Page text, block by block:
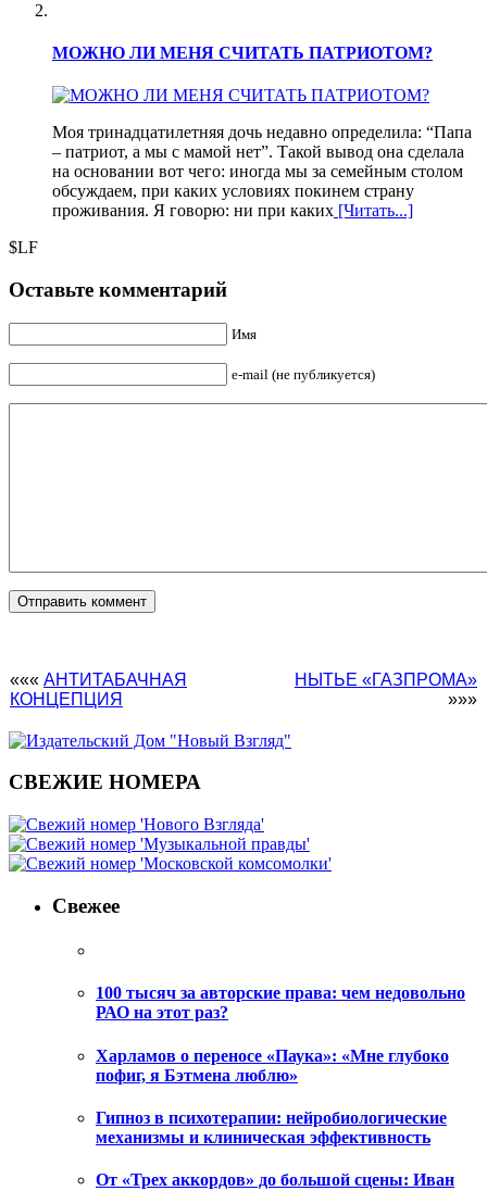
МОЖНО ЛИ МЕНЯ СЧИТАТЬ ПАТРИОТОМ?
Моя тринадцатилетняя дочь недавно определила: “Папа
– патриот, а мы с мамой нет”. Такой вывод она сделала
на основании вот чего: иногда мы за семейным столом
обсуждаем, при каких условиях покинем страну
проживания. Я говорю: ни при каких [Читать...]
$LF
Оставьте комментарий
Имя
e-mail (не публикуется)
««« АНТИТАБАЧНАЯ
КОНЦЕПЦИЯ
НЫТЬЕ «ГАЗПРОМА»
»»»
СВЕЖИЕ НОМЕРА
Свежее
100 тысяч за авторские права: чем недовольно
РАО на этот раз?
Харламов о переносе «Паука»: «Мне глубоко
пофиг, я Бэтмена люблю»
Гипноз в психотерапии: нейробиологические
механизмы и клиническая эффективность
От «Трех аккордов» до большой сцены: Иван